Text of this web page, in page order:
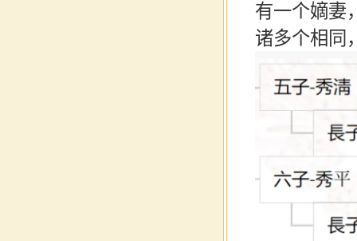
有一个嫡妻
诸多个相同